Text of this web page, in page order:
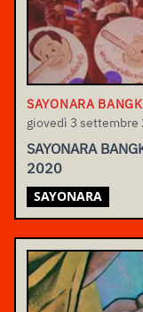
SAYONARA
giovedì 3 settembre
SAYONARA
2020
SAYONARA